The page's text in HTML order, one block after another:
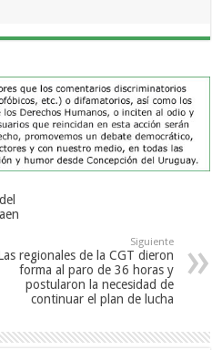
Siguiente
regionales de la CGT dieron
forma al paro de 36 horas y
postularon la necesidad de
continuar el plan de lucha